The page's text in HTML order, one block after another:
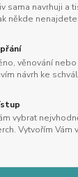
sama navrhuji a
někde nenajdete.
věnování
návrh ke
vybrat
Vytvořím Vám